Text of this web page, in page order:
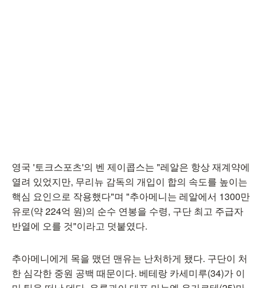
영국 '토크스포츠'의 벤 제이콥스는 "레알은 항상 재계약에
열려 있었지만, 무리뉴 감독의 개입이 합의 속도를 높이는
핵심 요인으로 작용했다"며 "추아메니는 레알에서 1300만
유로(약 224억 원)의 순수 연봉을 수령, 구단 최고 주급자
반열에 오를 것"이라고 덧붙였다.
추아메니에게 목을 맸던 맨유는 난처하게 됐다. 구단이 처
한 심각한 중원 공백 때문이다. 베테랑 카세미루(34)가 이